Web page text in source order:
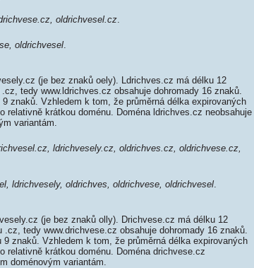
oldrichvesel.cz.
oldrichvesel.
(je bez znaků oely). Ldrichves.cz má délku 12
tedy www.ldrichves.cz obsahuje dohromady 16 znaků.
znaků. Vzhledem k tom, že průměrná délka expirovaných
krátkou doménu. Doména ldrichves.cz neobsahuje
variantám.
ldrichvesely.cz, oldrichves.cz, oldrichvese.cz,
ldrichvesely, oldrichves, oldrichvese, oldrichvesel.
(je bez znaků olly). Drichvese.cz má délku 12
tedy www.drichvese.cz obsahuje dohromady 16 znaků.
znaků. Vzhledem k tom, že průměrná délka expirovaných
relativně krátkou doménu. Doména drichvese.cz
doménovým variantám.